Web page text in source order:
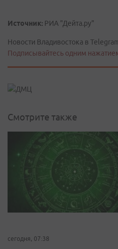
Источник: РИА "Дейта.ру"
Новости Владивостока в
Подписывайтесь одним
Смотрите также
сегодня, 07:38